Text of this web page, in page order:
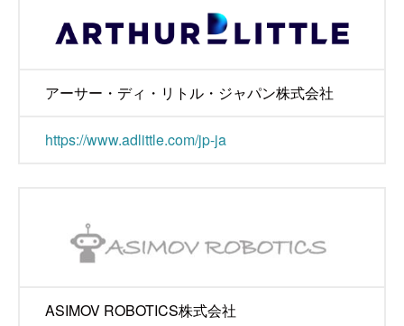
アーサー・ディ・リトル・ジャパン株式会社
https://www.adlittle.com/jp-ja
ASIMOV ROBOTICS株式会社